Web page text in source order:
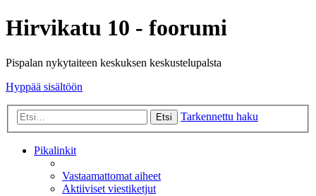
Hirvikatu 10 - foorumi
Pispalan nykytaiteen keskuksen keskustelupalsta
Hyppää sisältöön
Etsi Tarkennettu haku
Pikalinkit
Vastaamattomat aiheet
Aktiiviset viestiketjut